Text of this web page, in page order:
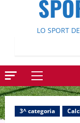
LO SPORT
Menu
principale
3^ categoria